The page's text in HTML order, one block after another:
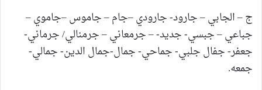
ج – الجابي – جارود- جارودي –جام – جاموس –جاموي –
جباعي – جبسي- جديد- – جرمعاني – جرمنالي/ جرماني-
جعفر- جفال جلبي- جماحي- جمال-جمال الدين- جمالي-
جمعه.